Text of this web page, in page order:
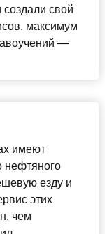
свой
максимум
—
имеют
нефтяного
езду и
этих
чем